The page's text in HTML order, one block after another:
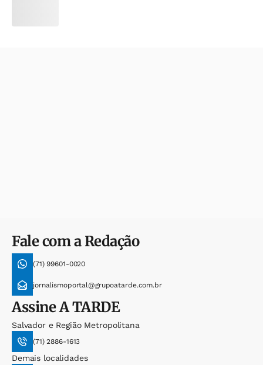
Fale com a Redação
(71) 99601-0020
jornalismoportal@grupoatarde.com.br
AssineA TARDE
Salvador e Região Metropolitana
(71) 2886-1613
Demais localidades